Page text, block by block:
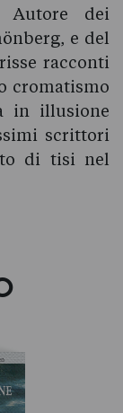
Autore dei
e del
racconti
cromatismo
in illusione
scrittori
di tisi nel